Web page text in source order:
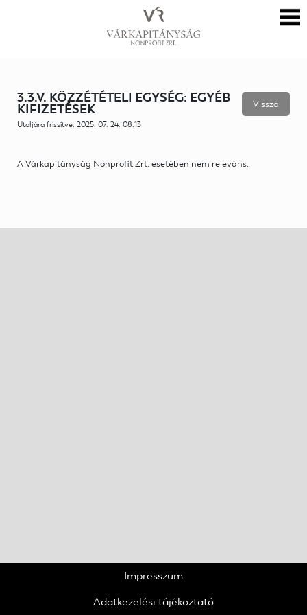
3.3.V. KÖZZÉTÉTELI EGYSÉG: EGYÉB
KIFIZETÉSEK
Utoljára frissítve: 2025. 07. 24. 08:13
Vissza
A Várkapitányság Nonprofit Zrt. esetében nem releváns.
Impresszum
Adatkezelési tájékoztató